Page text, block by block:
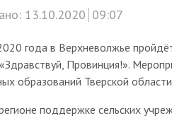
13.10.2020 09:07
года в Верхневолжье
Провинция!».
образований Тверской
поддержке сельских